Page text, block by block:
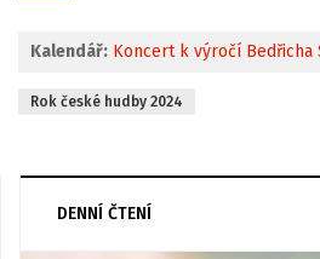
Kalendář: Koncert k výročí Bedřicha
Rok české hudby 2024
DENNÍ ČTENÍ